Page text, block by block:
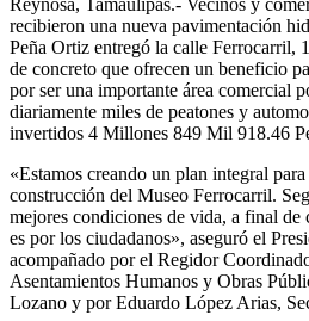
Reynosa, Tamaulipas.- Vecinos y
recibieron una nueva pavimentación
Peña Ortiz entregó la calle Ferrocarril,
de concreto que ofrecen un beneficio
por ser una importante área comercial
diariamente miles de peatones y
invertidos 4 Millones 849 Mil 918.46
«Estamos creando un plan integral
construcción del Museo Ferrocarril.
mejores condiciones de vida, a final de
es por los ciudadanos», aseguró el
acompañado por el Regidor
Asentamientos Humanos y Obras
Lozano y por Eduardo López Arias,